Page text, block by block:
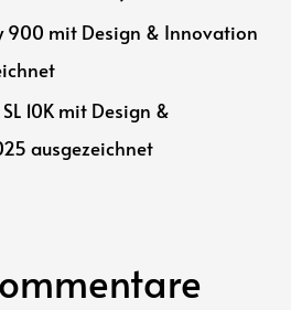
900 mit Design & Innovation
10K mit Design &
ausgezeichnet